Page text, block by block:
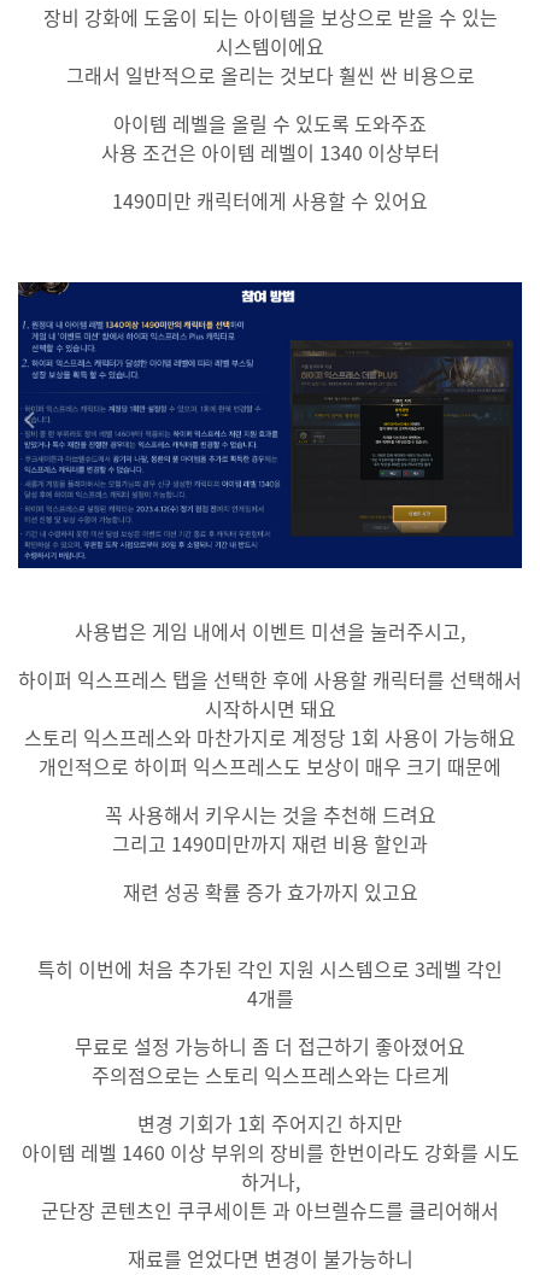
장비 강화에 도움이 되는 아이템을 보상으로 받을 수 있는
시스템이에요
그래서 일반적으로 올리는 것보다 훨씬 싼 비용으로
아이템 레벨을 올릴 수 있도록 도와주죠
사용 조건은 아이템 레벨이 1340 이상부터
1490미만 캐릭터에게 사용할 수 있어요
사용법은 게임 내에서 이벤트 미션을 눌러주시고,
하이퍼 익스프레스 탭을 선택한 후에 사용할 캐릭터를 선택해서
시작하시면 돼요
스토리 익스프레스와 마찬가지로 계정당 1회 사용이 가능해요
개인적으로 하이퍼 익스프레스도 보상이 매우 크기 때문에
꼭 사용해서 키우시는 것을 추천해 드려요
그리고 1490미만까지 재련 비용 할인과
재련 성공 확률 증가 효가까지 있고요
특히 이번에 처음 추가된 각인 지원 시스템으로 3레벨 각인
4개를
무료로 설정 가능하니 좀 더 접근하기 좋아졌어요
주의점으로는 스토리 익스프레스와는 다르게
변경 기회가 1회 주어지긴 하지만
아이템 레벨 1460 이상 부위의 장비를 한번이라도 강화를 시도
하거나,
군단장 콘텐츠인 쿠쿠세이튼 과 아브렐슈드를 클리어해서
재료를 얻었다면 변경이 불가능하니